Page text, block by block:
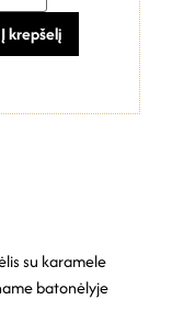
Į krepšelį
su karamele
batonėlyje